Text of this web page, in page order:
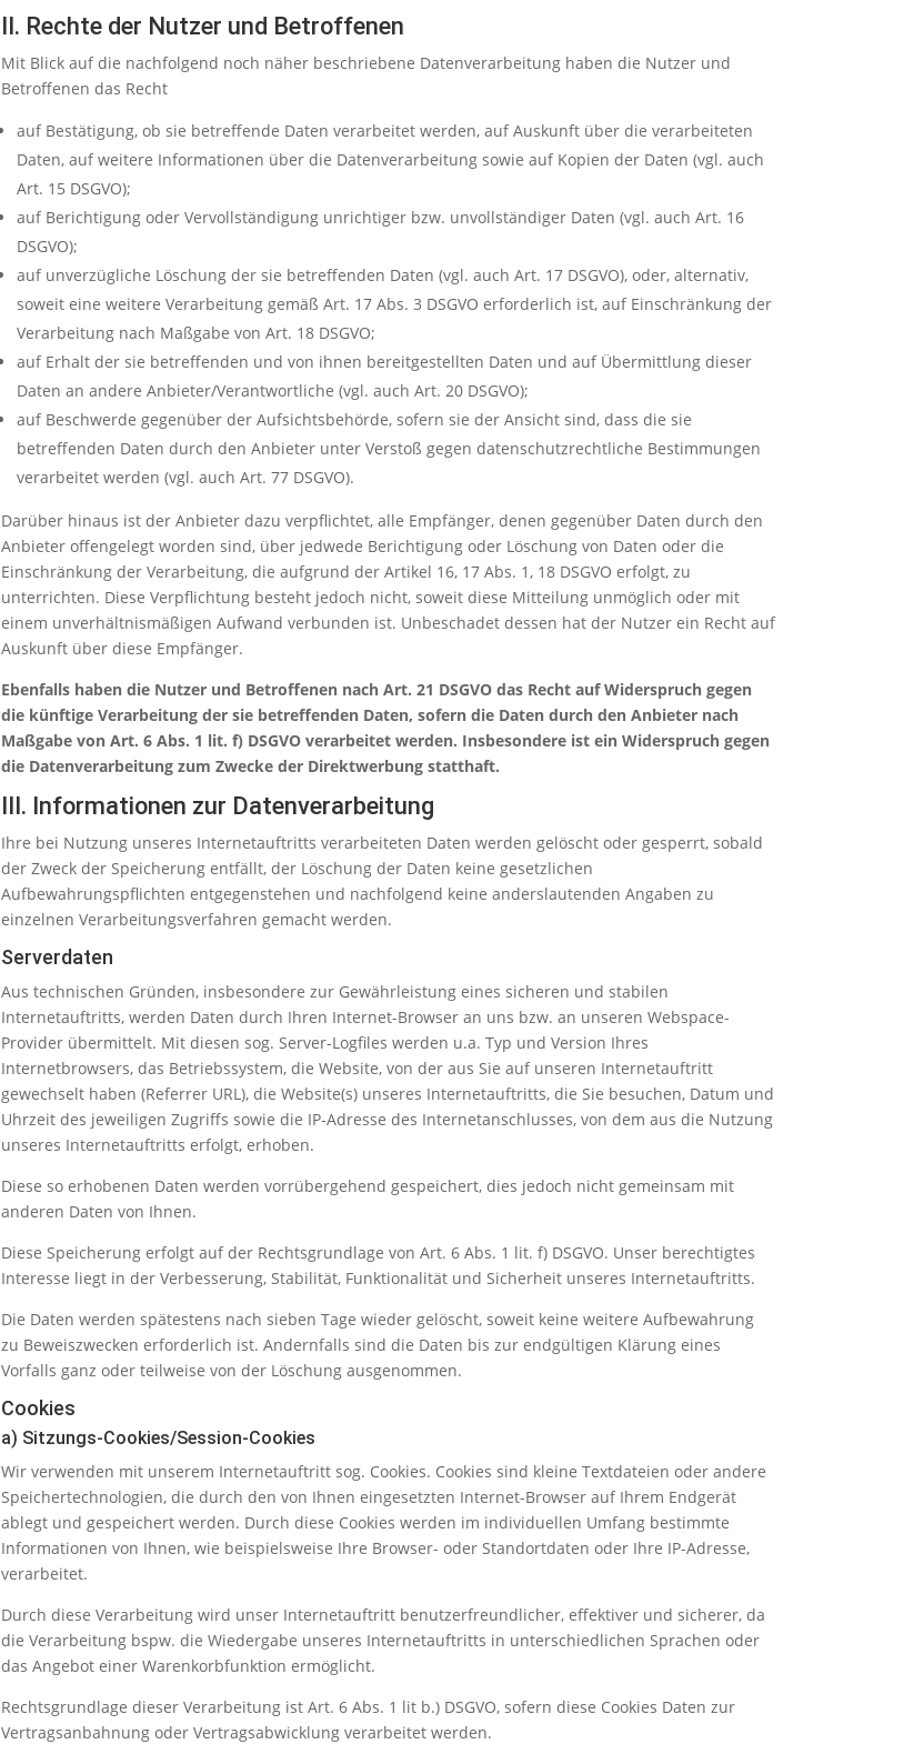
II. Rechte der Nutzer und Betroffenen
Mit Blick auf die nachfolgend noch näher beschriebene Datenverarbeitung haben die Nutzer und
Betroffenen das Recht
auf Bestätigung, ob sie betreffende Daten verarbeitet werden, auf Auskunft über die verarbeiteten
Daten, auf weitere Informationen über die Datenverarbeitung sowie auf Kopien der Daten (vgl. auch
Art. 15 DSGVO);
auf Berichtigung oder Vervollständigung unrichtiger bzw. unvollständiger Daten (vgl. auch Art. 16
DSGVO);
auf unverzügliche Löschung der sie betreffenden Daten (vgl. auch Art. 17 DSGVO), oder, alternativ,
soweit eine weitere Verarbeitung gemäß Art. 17 Abs. 3 DSGVO erforderlich ist, auf Einschränkung der
Verarbeitung nach Maßgabe von Art. 18 DSGVO;
auf Erhalt der sie betreffenden und von ihnen bereitgestellten Daten und auf Übermittlung dieser
Daten an andere Anbieter/Verantwortliche (vgl. auch Art. 20 DSGVO);
auf Beschwerde gegenüber der Aufsichtsbehörde, sofern sie der Ansicht sind, dass die sie
betreffenden Daten durch den Anbieter unter Verstoß gegen datenschutzrechtliche Bestimmungen
verarbeitet werden (vgl. auch Art. 77 DSGVO).
Darüber hinaus ist der Anbieter dazu verpflichtet, alle Empfänger, denen gegenüber Daten durch den
Anbieter offengelegt worden sind, über jedwede Berichtigung oder Löschung von Daten oder die
Einschränkung der Verarbeitung, die aufgrund der Artikel 16, 17 Abs. 1, 18 DSGVO erfolgt, zu
unterrichten. Diese Verpflichtung besteht jedoch nicht, soweit diese Mitteilung unmöglich oder mit
einem unverhältnismäßigen Aufwand verbunden ist. Unbeschadet dessen hat der Nutzer ein Recht auf
Auskunft über diese Empfänger.
Ebenfalls haben die Nutzer und Betroffenen nach Art. 21 DSGVO das Recht auf Widerspruch gegen
die künftige Verarbeitung der sie betreffenden Daten, sofern die Daten durch den Anbieter nach
Maßgabe von Art. 6 Abs. 1 lit. f) DSGVO verarbeitet werden. Insbesondere ist ein Widerspruch gegen
die Datenverarbeitung zum Zwecke der Direktwerbung statthaft.
III. Informationen zur Datenverarbeitung
Ihre bei Nutzung unseres Internetauftritts verarbeiteten Daten werden gelöscht oder gesperrt, sobald
der Zweck der Speicherung entfällt, der Löschung der Daten keine gesetzlichen
Aufbewahrungspflichten entgegenstehen und nachfolgend keine anderslautenden Angaben zu
einzelnen Verarbeitungsverfahren gemacht werden.
Serverdaten
Aus technischen Gründen, insbesondere zur Gewährleistung eines sicheren und stabilen
Internetauftritts, werden Daten durch Ihren Internet-Browser an uns bzw. an unseren Webspace-
Provider übermittelt. Mit diesen sog. Server-Logfiles werden u.a. Typ und Version Ihres
Internetbrowsers, das Betriebssystem, die Website, von der aus Sie auf unseren Internetauftritt
gewechselt haben (Referrer URL), die Website(s) unseres Internetauftritts, die Sie besuchen, Datum und
Uhrzeit des jeweiligen Zugriffs sowie die IP-Adresse des Internetanschlusses, von dem aus die Nutzung
unseres Internetauftritts erfolgt, erhoben.
Diese so erhobenen Daten werden vorrübergehend gespeichert, dies jedoch nicht gemeinsam mit
anderen Daten von Ihnen.
Diese Speicherung erfolgt auf der Rechtsgrundlage von Art. 6 Abs. 1 lit. f) DSGVO. Unser berechtigtes
Interesse liegt in der Verbesserung, Stabilität, Funktionalität und Sicherheit unseres Internetauftritts.
Die Daten werden spätestens nach sieben Tage wieder gelöscht, soweit keine weitere Aufbewahrung
zu Beweiszwecken erforderlich ist. Andernfalls sind die Daten bis zur endgültigen Klärung eines
Vorfalls ganz oder teilweise von der Löschung ausgenommen.
Cookies
a) Sitzungs-Cookies/Session-Cookies
Wir verwenden mit unserem Internetauftritt sog. Cookies. Cookies sind kleine Textdateien oder andere
Speichertechnologien, die durch den von Ihnen eingesetzten Internet-Browser auf Ihrem Endgerät
ablegt und gespeichert werden. Durch diese Cookies werden im individuellen Umfang bestimmte
Informationen von Ihnen, wie beispielsweise Ihre Browser- oder Standortdaten oder Ihre IP-Adresse,
verarbeitet.
Durch diese Verarbeitung wird unser Internetauftritt benutzerfreundlicher, effektiver und sicherer, da
die Verarbeitung bspw. die Wiedergabe unseres Internetauftritts in unterschiedlichen Sprachen oder
das Angebot einer Warenkorbfunktion ermöglicht.
Rechtsgrundlage dieser Verarbeitung ist Art. 6 Abs. 1 lit b.) DSGVO, sofern diese Cookies Daten zur
Vertragsanbahnung oder Vertragsabwicklung verarbeitet werden.